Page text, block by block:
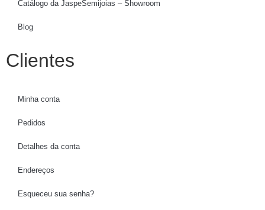
Catálogo da JaspeSemijoias – Showroom
Blog
Clientes
Minha conta
Pedidos
Detalhes da conta
Endereços
Esqueceu sua senha?